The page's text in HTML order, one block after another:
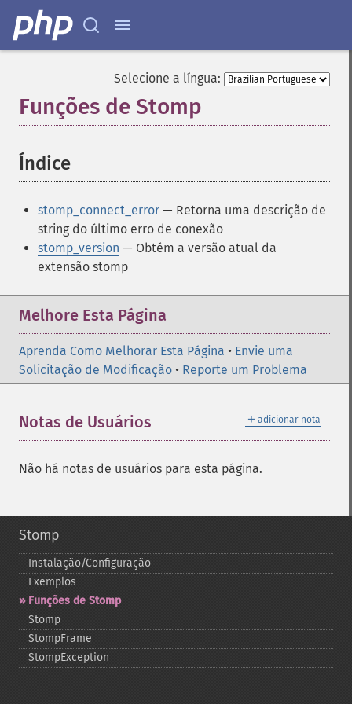
Selecione a língua:
Funções de Stomp
Índice
stomp_connect_error — Retorna uma descrição de
string do último erro de conexão
stomp_version — Obtém a versão atual da
extensão stomp
Melhore Esta Página
Aprenda Como Melhorar Esta Página • Envie uma
Solicitação de Modificação • Reporte um Problema
＋ adicionar nota
Notas de Usuários
Não há notas de usuários para esta página.
Stomp
Instalação/Configuração
Exemplos
Funções de Stomp
Stomp
StompFrame
StompException